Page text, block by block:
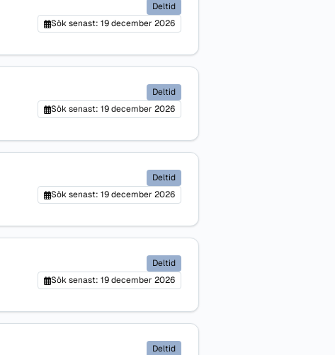
Deltid
Sök senast: 19 december 2026
Deltid
Sök senast: 19 december 2026
Deltid
Sök senast: 19 december 2026
Deltid
Sök senast: 19 december 2026
Deltid